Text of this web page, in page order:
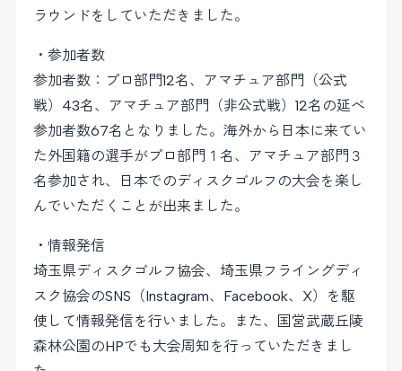
ラウンドをしていただきました。
・参加者数
参加者数：プロ部門12名、アマチュア部門（公式
戦）43名、アマチュア部門（非公式戦）12名の延べ
参加者数67名となりました。海外から日本に来てい
た外国籍の選手がプロ部門１名、アマチュア部門３
名参加され、日本でのディスクゴルフの大会を楽し
んでいただくことが出来ました。
・情報発信
埼玉県ディスクゴルフ協会、埼玉県フライングディ
スク協会のSNS（Instagram、Facebook、X）を駆
使して情報発信を行いました。また、国営武蔵丘陵
森林公園のHPでも大会周知を行っていただきまし